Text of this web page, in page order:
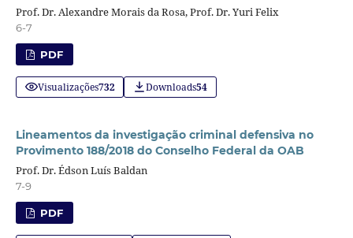
Prof. Dr. Alexandre Morais da Rosa, Prof. Dr. Yuri Felix
6-7
PDF
Visualizações732 Downloads54
Lineamentos da investigação criminal defensiva no
Provimento 188/2018 do Conselho Federal da OAB
Prof. Dr. Édson Luís Baldan
7-9
PDF